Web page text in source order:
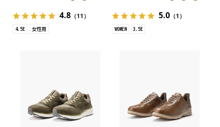
4.8 （11）
4.5E 女性用
5.0（1）
WOMEN 3.5E